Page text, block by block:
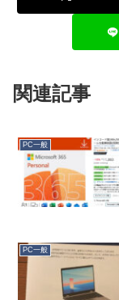
関連記事
PC一般
PC一般